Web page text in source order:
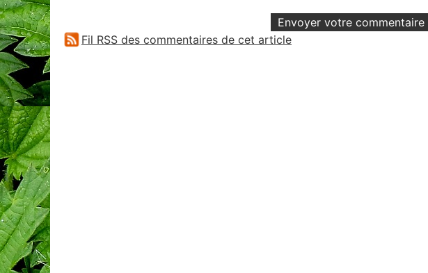
Envoyer votre commentaire
Fil RSS des commentaires de cet article